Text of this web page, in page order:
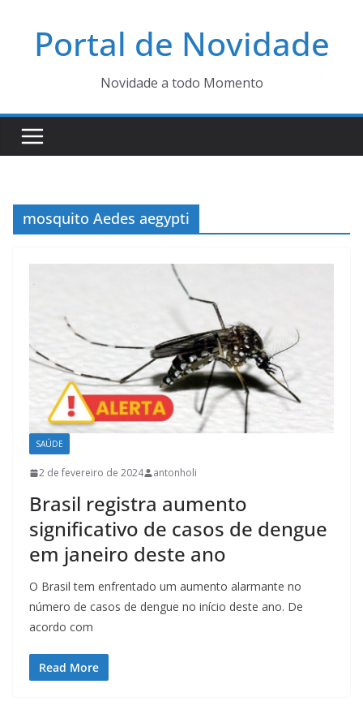
Portal de Novidade
Novidade a todo Momento
mosquito Aedes aegypti
SAÚDE
2 de fevereiro de 2024 antonholi
Brasil registra aumento
significativo de casos de dengue
em janeiro deste ano
O Brasil tem enfrentado um aumento alarmante no
número de casos de dengue no início deste ano. De
acordo com
Read More